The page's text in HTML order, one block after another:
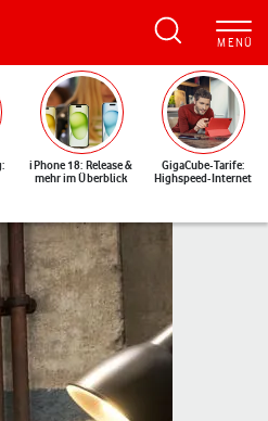
iPhone 18: Release &
mehr im Überblick
GigaCube-Tarife:
Highspeed-Internet